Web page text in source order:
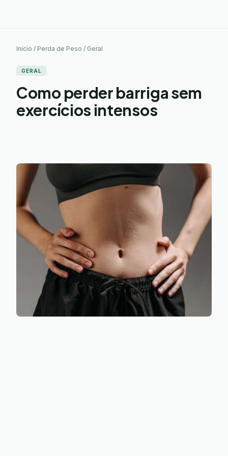
Início / Perda de Peso / Geral
GERAL
Como perder barriga sem
exercícios intensos